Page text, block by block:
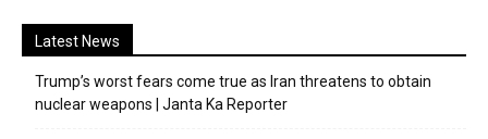
Latest News
Trump’s worst fears come true as Iran threatens to obtain
nuclear weapons | Janta Ka Reporter